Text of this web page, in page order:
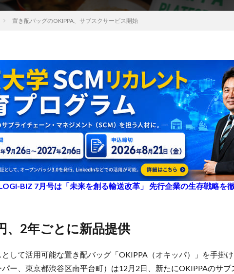
置き配バッグのOKIPPA、サブスクサービス開始
BIZ 7月号は「未来を創る輸送改革」 先行企業の生存戦略を
、2年ごとに新品提供
して活用可能な置き配バッグ「OKIPPA（オキッパ）」を手掛
ー、東京都渋谷区南平台町）は12月2日、新たにOKIPPAのサブ